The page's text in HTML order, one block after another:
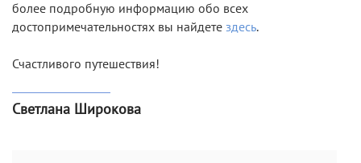
более подробную информацию обо всех
достопримечательностях вы найдете здесь.
Счастливого путешествия!
Светлана Широкова